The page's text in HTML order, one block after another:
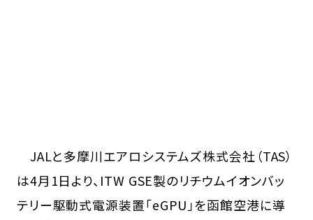
JALと多摩川エアロシステムズ株式会社（TAS）
は4月1日より、ITW GSE製のリチウムイオンバッ
テリー駆動式電源装置「eGPU」を函館空港に導